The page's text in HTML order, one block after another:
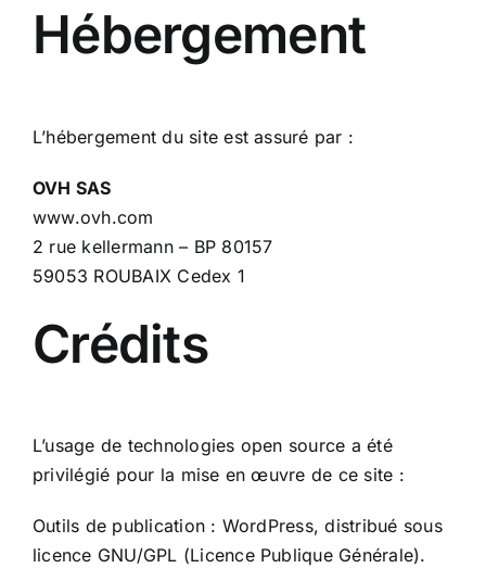
Hébergement
L’hébergement du site est assuré par :
OVH SAS
www.ovh.com
2 rue kellermann – BP 80157
59053 ROUBAIX Cedex 1
Crédits
L’usage de technologies open source a été
privilégié pour la mise en œuvre de ce site :
Outils de publication : WordPress, distribué sous
licence GNU/GPL (Licence Publique Générale).